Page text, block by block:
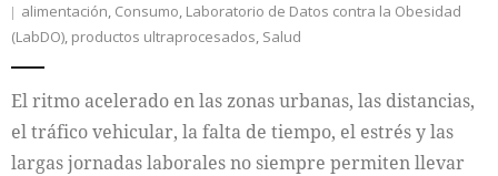
Colaboradores
Cultura
alimentación, Consumo, Laboratorio de Datos contra la Obesidad
(LabDO), productos ultraprocesados, Salud
El ritmo acelerado en las zonas urbanas, las distancias,
el tráfico vehicular, la falta de tiempo, el estrés y las
largas jornadas laborales no siempre permiten llevar